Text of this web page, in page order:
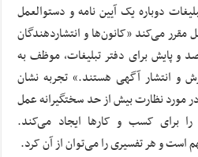
دوباره یک آیین نامه و دستوالعمل
می‌کند «کانون‌ها و انتشاردهندگان
و پایش برای دفتر تبلیغات، موظف به
و انتشار آگهی هستند.» تجربه نشان
مورد نظارت بیش از حد سختگیرانه عمل
برای کسب و کارها ایجاد می‌کند.
است و هر تفسیری را می‌توان از آن کرد.